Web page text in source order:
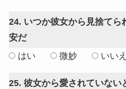
24. いつか彼女から見捨てら
安だ
はい
微妙 いいえ
25. 彼女から愛されていない